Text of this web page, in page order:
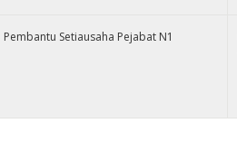
Pembantu Setiausaha Pejabat N1